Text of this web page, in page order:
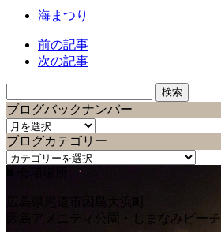
海まつり
前の記事
次の記事
索:
ブログバックナンバー
ブ
ロ
グ
ク
ブログカテゴリー
ブ
カ
■ 会場場所
広島県尾道市因島大浜町
因島アメニティ公園・しまなみビーチ